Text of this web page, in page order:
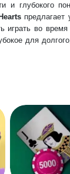
и глубокого
предлагает
играть во
для